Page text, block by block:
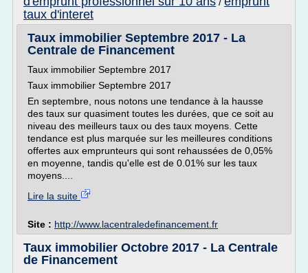
taux d'interet
Taux immobilier Septembre 2017 - La
Centrale de Financement
Taux immobilier Septembre 2017
Taux immobilier Septembre 2017
En septembre, nous notons une tendance à la hausse
des taux sur quasiment toutes les durées, que ce soit au
niveau des meilleurs taux ou des taux moyens. Cette
tendance est plus marquée sur les meilleures conditions
offertes aux emprunteurs qui sont rehaussées de 0,05%
en moyenne, tandis qu'elle est de 0.01% sur les taux
moyens....
Lire la suite
Site : http://www.lacentraledefinancement.fr
Taux immobilier Octobre 2017 - La Centrale
de Financement